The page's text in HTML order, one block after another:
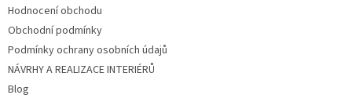
Hodnocení obchodu
Obchodní podmínky
Podmínky ochrany osobních údajů
NÁVRHY A REALIZACE INTERIÉRŮ
Blog